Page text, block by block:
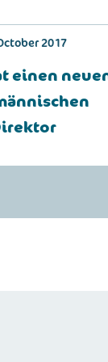
2017
einen